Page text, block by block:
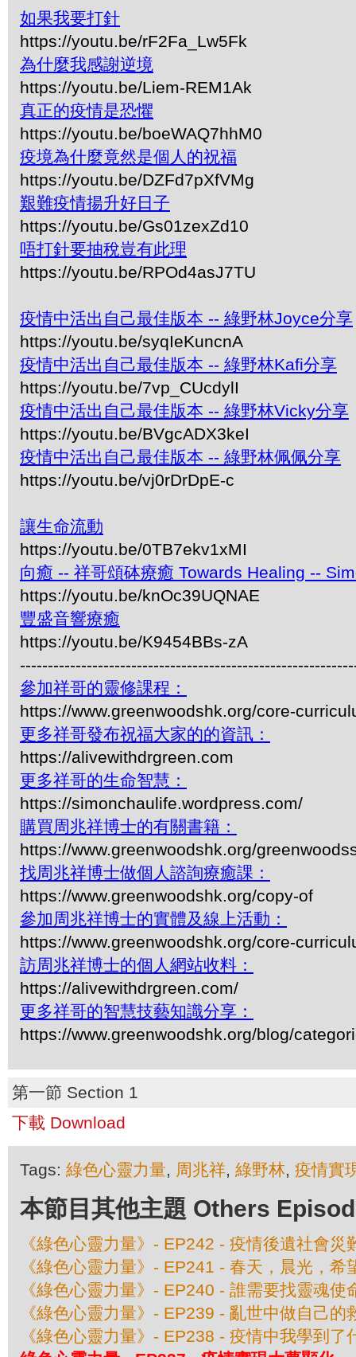
如果我要打針
https://youtu.be/rF2Fa_Lw5Fk
為什麼我感謝逆境
https://youtu.be/Liem-REM1Ak
真正的疫情是恐懼
https://youtu.be/boeWAQ7hhM0
疫境為什麼竟然是個人的祝福
https://youtu.be/DZFd7pXfVMg
艱難疫情揚升好日子
https://youtu.be/Gs01zexZd10
唔打針要抽稅豈有此理
https://youtu.be/RPOd4asJ7TU
疫情中活出自己最佳版本 -- 綠野林Joyce分享
https://youtu.be/syqIeKuncnA
疫情中活出自己最佳版本 -- 綠野林Kafi分享
https://youtu.be/7vp_CUcdylI
疫情中活出自己最佳版本 -- 綠野林Vicky分享
https://youtu.be/BVgcADX3keI
疫情中活出自己最佳版本 -- 綠野林佩佩分享
https://youtu.be/vj0rDrDpE-c
讓生命流動
https://youtu.be/0TB7ekv1xMI
向癒 -- 祥哥頌砵療癒 Towards Healing --
https://youtu.be/knOc39UQNAE
豐盛音響療癒
https://youtu.be/K9454BBs-zA
參加祥哥的靈修課程：
https://www.greenwoodshk.org/core-
更多祥哥發布祝福大家的的資訊：
https://alivewithdrgreen.com
更多祥哥的生命智慧：
https://simonchaulife.wordpress.com/
購買周兆祥博士的有關書籍：
https://www.greenwoodshk.org/
找周兆祥博士做個人諮詢療癒課：
https://www.greenwoodshk.org/copy-of
參加周兆祥博士的實體及線上活動：
https://www.greenwoodshk.org/core-
訪周兆祥博士的個人網站收料：
https://alivewithdrgreen.com/
更多祥哥的智慧技藝知識分享：
https://www.greenwoodshk.org/blog/
第一節 Section 1
下載 Download
Tags: 綠色心靈力量, 周兆祥, 綠野林, 疫情實
本節目其他主題 Others
《綠色心靈力量》- EP242 - 疫情後遺社會災
《綠色心靈力量》- EP241 - 春天，晨光，希
《綠色心靈力量》- EP240 - 誰需要找靈魂使
《綠色心靈力量》- EP239 - 亂世中做自己的
《綠色心靈力量》- EP238 - 疫情中我學到了